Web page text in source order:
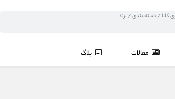
مقالات بلاگ